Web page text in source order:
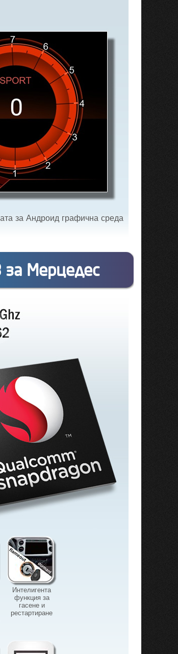
за Андроид графична среда
за Мерцедес
Интелигента
функция за
гасене и
рестартиране